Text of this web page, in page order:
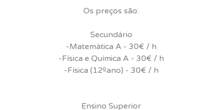
Os preços são:
Secundário
-Matemática A - 30€ / h
-Física e Química A - 30€ / h
-Física (12ºano) - 30€ / h
Ensino Superior